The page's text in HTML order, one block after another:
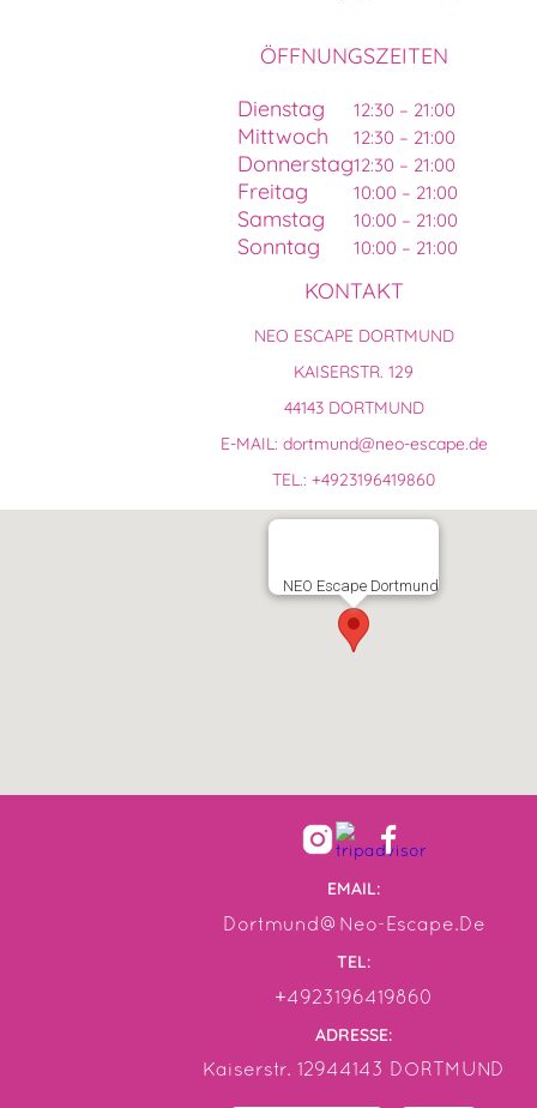
ÖFFNUNGSZEITEN
Dienstag
Mittwoch
Donnerstag
Freitag
Samstag
Sonntag
12:30 – 21:00
12:30 – 21:00
12:30 – 21:00
10:00 – 21:00
10:00 – 21:00
10:00 – 21:00
KONTAKT
NEO ESCAPE DORTMUND
KAISERSTR. 129
44143 DORTMUND
E-MAIL: dortmund@neo-escape.de
TEL.: +4923196419860
NEO Escape Dortmund
EMAIL:
Dortmund@neo-Escape.de
TEL:
+4923196419860
ADRESSE:
Kaiserstr. 12944143 DORTMUND